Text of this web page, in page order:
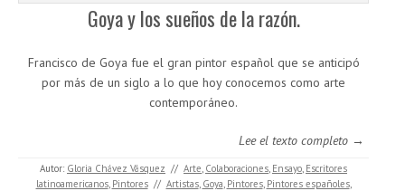
Goya y los sueños de la razón.
Francisco de Goya fue el gran pintor español que se anticipó
por más de un siglo a lo que hoy conocemos como arte
contemporáneo.
Lee el texto completo →
Autor: Gloria Chávez Vásquez // Arte Colaboraciones Ensayo Escritores
latinoamericanos, Pintores // Artistas, Goya Pintores, Pintores españoles,